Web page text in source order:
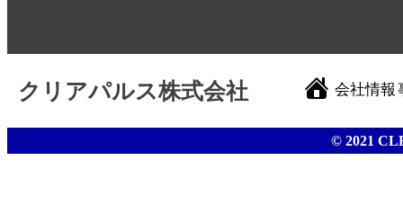
クリアパルス株式会社 会社情報
© 2021